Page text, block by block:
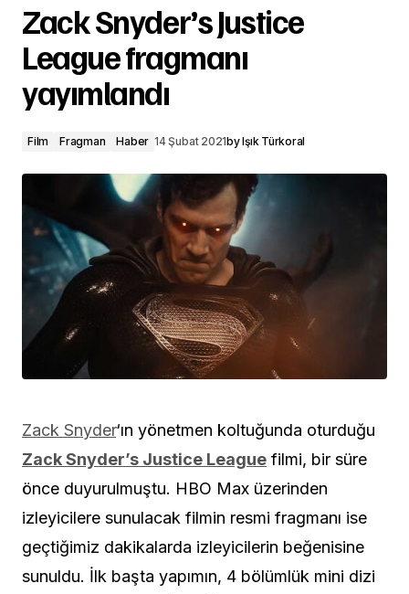
Zack Snyder’s Justice
League fragmanı
yayımlandı
Film Fragman Haber 14 Şubat 2021byIşık Türkoral
Zack Snyder‘ın yönetmen koltuğunda oturduğu
Zack Snyder’s Justice League filmi, bir süre
önce duyurulmuştu. HBO Max üzerinden
izleyicilere sunulacak filmin resmi fragmanı ise
geçtiğimiz dakikalarda izleyicilerin beğenisine
sunuldu. İlk başta yapımın, 4 bölümlük mini dizi